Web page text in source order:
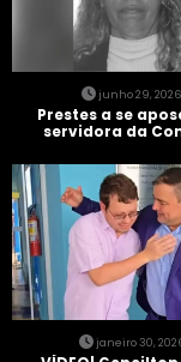
junho 29, 2026
Prestes a se
servidora da
entra em
morte
janeiro 30,